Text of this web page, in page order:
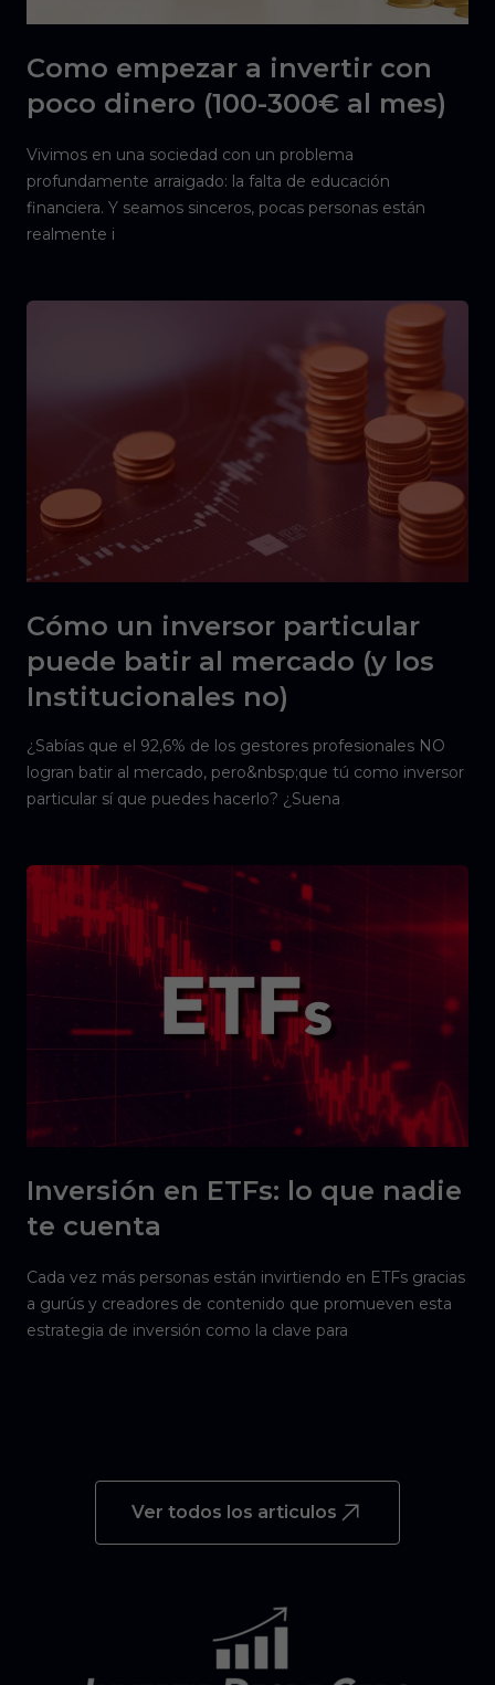
Como empezar a invertir con
poco dinero (100-300€ al mes)
Vivimos en una sociedad con un problema
profundamente arraigado: la falta de educación
financiera. Y seamos sinceros, pocas personas están
realmente i
Cómo un inversor particular
puede batir al mercado (y los
Institucionales no)
¿Sabías que el 92,6% de los gestores profesionales NO
logran batir al mercado, pero&nbsp;que tú como inversor
particular sí que puedes hacerlo? ¿Suena
Inversión en ETFs: lo que nadie
te cuenta
Cada vez más personas están invirtiendo en ETFs gracias
a gurús y creadores de contenido que promueven esta
estrategia de inversión como la clave para
Ver todos los articulos